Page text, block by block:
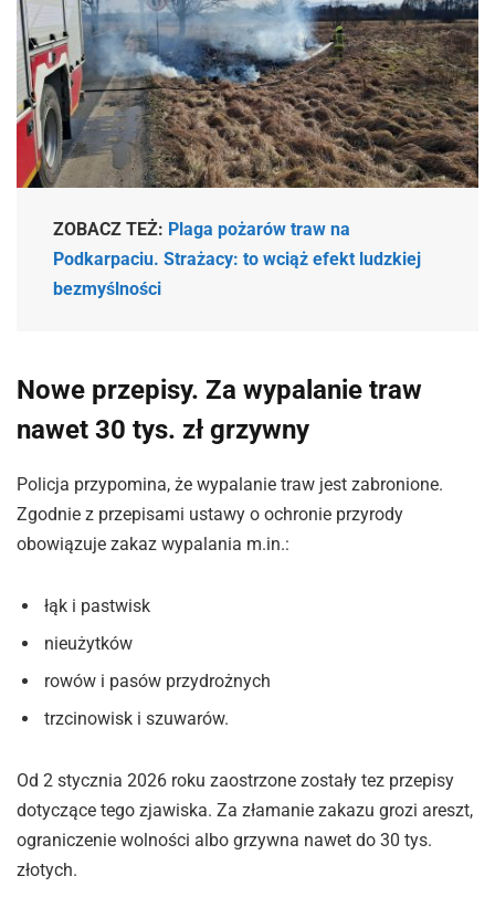
ZOBACZ TEŻ: Plaga pożarów traw na
Podkarpaciu. Strażacy: to wciąż efekt ludzkiej
bezmyślności
Nowe przepisy. Za wypalanie traw
nawet 30 tys. zł grzywny
Policja przypomina, że wypalanie traw jest zabronione.
Zgodnie z przepisami ustawy o ochronie przyrody
obowiązuje zakaz wypalania m.in.:
łąk i pastwisk
nieużytków
rowów i pasów przydrożnych
trzcinowisk i szuwarów.
Od 2 stycznia 2026 roku zaostrzone zostały tez przepisy
dotyczące tego zjawiska. Za złamanie zakazu grozi areszt,
ograniczenie wolności albo grzywna nawet do 30 tys.
złotych.